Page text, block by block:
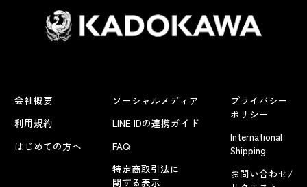
会社概要
利用規約
はじめての方へ
ソーシャルメディア
LINE IDの連携ガイド
FAQ
特定商取引法に
関する表示
プライバシー
ポリシー
International
Shipping
お問い合わせ/